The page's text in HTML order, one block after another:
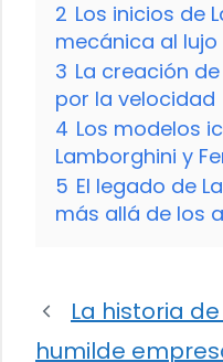
2 Los inicios de
mecánica al lujo
3 La creación
por la velocidad
4 Los modelos
Lamborghini y
5 El legado de
más allá de los
La historia
humilde